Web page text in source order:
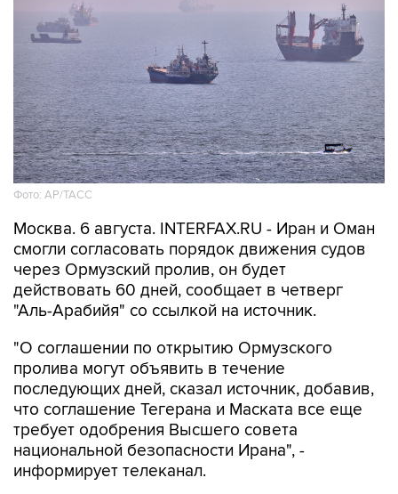
Фото: AP/ТАСС
Москва. 6 августа. INTERFAX.RU - Иран и Оман
смогли согласовать порядок движения судов
через Ормузский пролив, он будет
действовать 60 дней, сообщает в четверг
"Аль-Арабийя" со ссылкой на источник.
"О соглашении по открытию Ормузского
пролива могут объявить в течение
последующих дней, сказал источник, добавив,
что соглашение Тегерана и Маската все еще
требует одобрения Высшего совета
национальной безопасности Ирана", -
информирует телеканал.